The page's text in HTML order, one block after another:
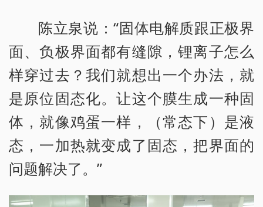
陈立泉说：“固体电解质跟正极界
面、负极界面都有缝隙，锂离子怎么
样穿过去？我们就想出一个办法，就
是原位固态化。让这个膜生成一种固
体，就像鸡蛋一样，（常态下）是液
态，一加热就变成了固态，把界面的
问题解决了。”